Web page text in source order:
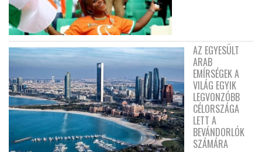
AZ EGYESÜLT
ARAB
EMÍRSÉGEK A
VILÁG EGYIK
LEGVONZÓBB
CÉLORSZÁGA
LETT A
BEVÁNDORLÓK
SZÁMÁRA